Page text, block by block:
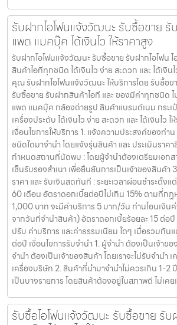
รับฝากไอโฟนแจ้งวัฒนะ รับซื้อขาย รั
แพด แมคบุ๊ค ได้เงินไว ให้ราคาสูง
รับฝากไอโฟนแจ้งวัฒนะ รับซื้อขาย รับฝากไอโฟน
สินค้าไอทีทุกชนิด ได้เงินไว ง่าย สะดวก และ ได้เงิน
คุณ รับฝากไอโฟนแจ้งวัฒนะ ให้บริการโดย รับซื้อข
รับซื้อขาย รับฝากสินค้าไอที และ ของมีค่าทุกชนิด ไ
แพด แมคบุ๊ค กล้องถ่ายรูป สินค้าแบรนด์เนม กระเ
เครื่องประดับ ได้เงินไว ง่าย สะดวก และ ได้เงินไว
เงื่อนไขการให้บริการ 1. แจ้งความประสงค์ของท่า
ชนิดใดมาจำนำ โดยแจ้งรุ่นสินค้า และ ประเมินราค
กำหนดสถานที่นัดพบ : โดยผู้จำนำต้องเตรียมเอกส
เซ็นรับรองสำเนา เพื่อยืนยันการเป็นเจ้าของสินค้
ราคา และ รับเงินสดทันที : ระยะเวลาผ่อนชำระตั้ง
60 เดือน อัตราดอกเบี้ยต่อปีไม่เกิน 15% ตามที่กฏ
1,000 บาท จะมีค่าบริการ 5 บาท/วัน ท่านโอนเงิ
จากวันที่จำนำสินค้า) อัตราดอกเบี้ยร้อยละ 15 ต่อ
ปรับ ค่าบริการ และค่าธรรมเนียม ใดๆ เมื่อรวมกัน
ต่อปี เงื่อนไขการรับจำนำ 1. ผู้จำนำ ต้องเป็นเจ้าข
จำนำ ต้องเป็นเจ้าของสินค้า โดยเราจะไม่รับจำนำ
เครื่องบริษัท 2. สินค้าที่นำมาจำนำไม่ควรเกิน 1-2
เป็นบางรายการ โดยสินค้าต้องอยู่ในสภาพดี ไม่เค
รับซื้อไอโฟนแจ้งวัฒนะ รับซื้อขาย รับ